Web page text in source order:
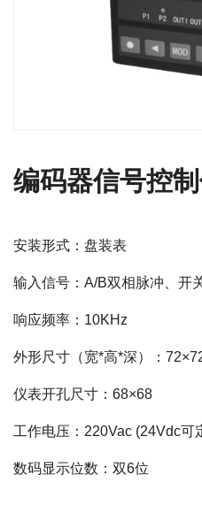
编码器信号控
安装形式：盘装表
输入信号：A/B双相脉冲、开
响应频率：10KHz
外形尺寸（宽*高*深）：
仪表开孔尺寸：68×68
工作电压：220Vac (24Vdc可
数码显示位数：双6位